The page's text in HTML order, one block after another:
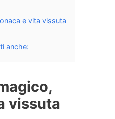
e vita vissuta
anche:
vissuta